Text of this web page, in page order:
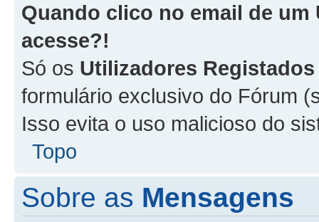
Quando clico no email de um
acesse?!
Só os Utilizadores Registados
formulário exclusivo do Fórum
Isso evita o uso malicioso do
Topo
Sobre as Mensagens